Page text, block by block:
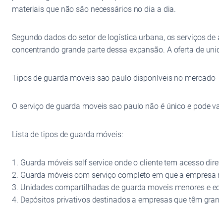
materiais que não são necessários no dia a dia.
Segundo dados do setor de logística urbana, os serviços
concentrando grande parte dessa expansão. A oferta de
Tipos de guarda moveis sao paulo disponíveis no mercado
O serviço de guarda moveis sao paulo não é único e pode
Lista de tipos de guarda móveis:
1. Guarda móveis self service onde o cliente tem acesso
2. Guarda móveis com serviço completo em que a
3. Unidades compartilhadas de guarda moveis menores e
4. Depósitos privativos destinados a empresas que têm